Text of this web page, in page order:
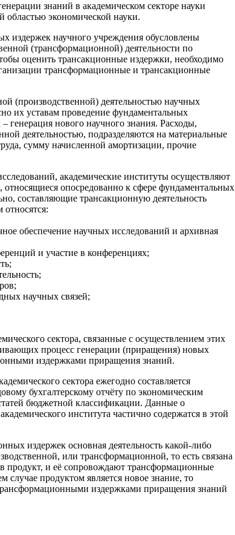
знаний в академическом секторе науки
областью экономической науки.
издержек научного учреждения обусловлены
(трансформационной) деятельности по
оценить трансакционные издержки, необходимо
трансформационные и трансакционные
(производственной) деятельностью научных
их уставам проведение фундаментальных
генерация нового научного знания. Расходы,
деятельностью, подразделяются на материальные
сумму начисленной амортизации, прочие
академические институты осуществляют
относящиеся опосредованно к сфере фундаментальных
составляющие трансакционную деятельность
обеспечение научных исследований и архивная
и участие в конференциях;
научных связей;
сектора, связанные с осуществлением этих
процесс генерации (приращения) новых
издержками приращения знаний.
сектора ежегодно составляется
бухгалтерскому отчёту по экономическим
бюджетной классификации. Данные о
института частично содержатся в этой
издержек основная деятельность какой-либо
или трансформационной, то есть связана
продукт, и её сопровождают трансформационные
случае продуктом является новое знание, то
издержками приращения знаний